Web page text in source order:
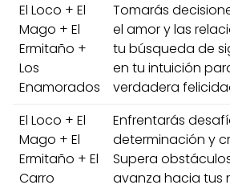
El Loco + El
Mago + El
Ermitaño +
Los
Enamorados
Tomarás
el amor y las
tu búsqueda de
en tu intuición
verdadera
El Loco + El
Mago + El
Ermitaño + El
Carro
Enfrentarás
determinación y
Supera
avanza hacia tus